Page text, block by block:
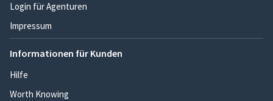
Login für Agenturen
Impressum
Informationen für Kunden
Hilfe
Worth Knowing